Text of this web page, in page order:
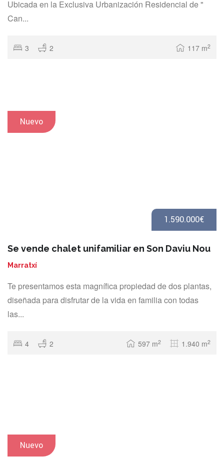
Ubicada en la Exclusiva Urbanización Residencial de "
Can...
3 2 117 m2
Nuevo
1.590.000€
Se vende chalet unifamiliar en Son Daviu Nou
Marratxí
Te presentamos esta magnífica propiedad de dos plantas,
diseñada para disfrutar de la vida en familia con todas
las...
4 2 597 m2 1.940 m2
Nuevo